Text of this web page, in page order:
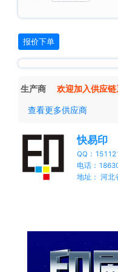
报价下单
生产商 欢迎加入供应链
查看更多供应商
快易印
QQ：
电话：
地址： 河北